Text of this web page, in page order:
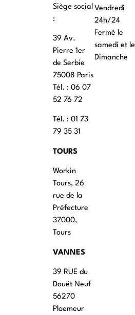
Siège social
:
39 Av.
Pierre 1er
de Serbie
75008 Paris
Tél. : ‭06 07
52 76 72
Tél. : 01 73
79 35 31
TOURS
Workin
Tours, 26
rue de la
Préfecture
37000,
Tours
VANNES
39 RUE du
Douët Neuf
56270
Ploemeur
Vendredi
24h/24
Fermé le
samedi et le
Dimanche